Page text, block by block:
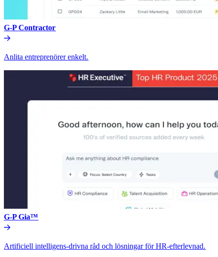
G-P Contractor​​
Anlita entreprenörer enkelt.​​
G-P Gia™​​
Artificiell intelligens-drivna råd och lösningar för HR-efterlevnad.​​